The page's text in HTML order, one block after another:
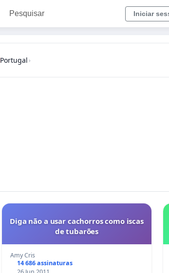
Pesquisar Iniciar
Portugal ›
Diga não a usar cachorros como iscas
de tubarões
Amy Cris
14 686 assinaturas